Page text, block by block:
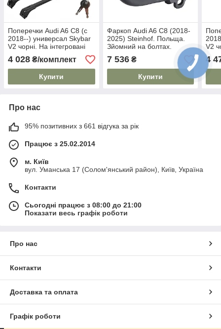
Поперечки Audi A6 C8 (c
2018--) универсал Skybar
V2 чорні. На інтегровані
рейлінги
4 028 ₴/комплект
Купити
Фаркоп Audi A6 C8 (2018-
2025) Steinhof. Польща.
Зйомний на болтах.
7 536₴
Купити
V2
4
Про нас
95% позитивних з 661 відгука за рік
Працює з 25.02.2014
м. Київ
вул. Уманська 17 (Солом'янський район), Київ, Україна
Контакти
Сьогодні працює з 08:00 до 21:00
Показати весь графік роботи
Про нас
Контакти
Доставка та оплата
Графік роботи